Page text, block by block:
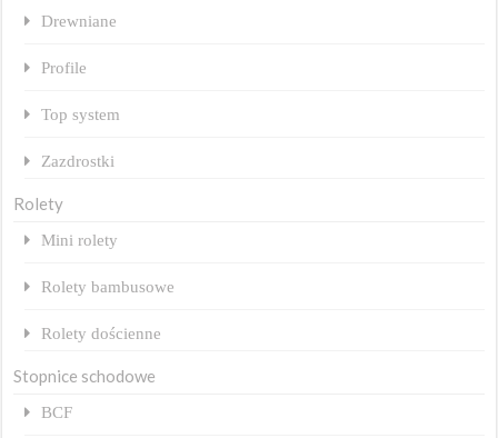
Drewniane
Profile
Top system
Zazdrostki
Rolety
Mini rolety
Rolety bambusowe
Rolety dościenne
Stopnice schodowe
BCF